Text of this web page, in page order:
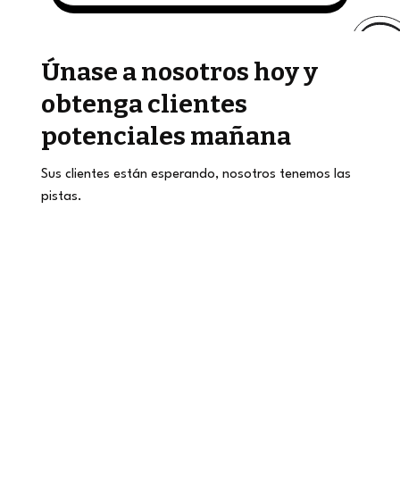
Únase a nosotros hoy y
obtenga clientes
potenciales mañana
Sus clientes están esperando, nosotros tenemos las
pistas.